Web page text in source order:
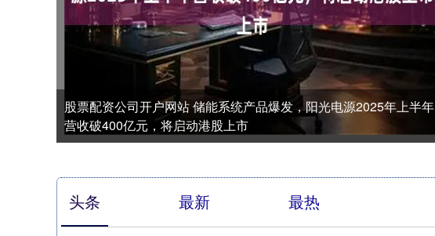
股票配资公司开户网站 储能系统产品爆发，阳光电源2025年上半年
营收破400亿元，将启动港股上市
头条 最新 最热